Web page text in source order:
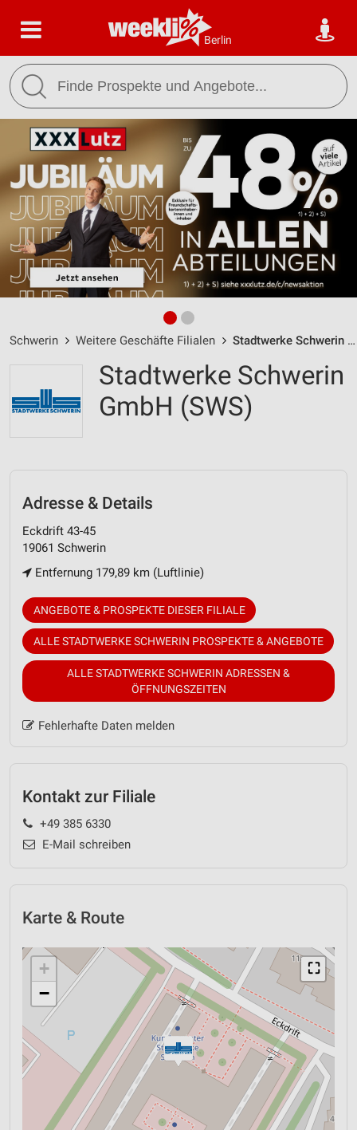
Berlin
Schwerin Weitere Geschäfte Filialen Stadtwerke Schwerin GmbH (SWS) / Eckdrift 43-45 - Öffnungszeiten & Adresse
Stadtwerke Schwerin
GmbH (SWS)
Adresse & Details
Eckdrift 43-45
19061 Schwerin
Entfernung 179,89 km (Luftlinie)
ANGEBOTE & PROSPEKTE DIESER FILIALE
ALLE STADTWERKE SCHWERIN PROSPEKTE & ANGEBOTE
ALLE STADTWERKE SCHWERIN ADRESSEN &
ÖFFNUNGSZEITEN
Fehlerhafte Daten melden
Kontakt zur Filiale
+49 385 6330
E-Mail schreiben
Karte & Route
⛶
+
−